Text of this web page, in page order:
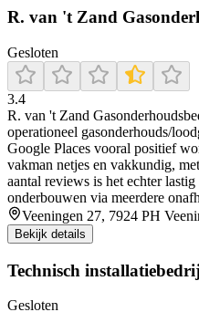
R. van 't Zand
Gesloten
3.4
R. van 't Zand
operationeel gasonderhouds/
Google Places vooral positief
vakman netjes en vakkundig,
aantal reviews is het echter
onderbouwen via meerdere
Veeningen 27, 7924 PH
Bekijk details
Technisch
Gesloten